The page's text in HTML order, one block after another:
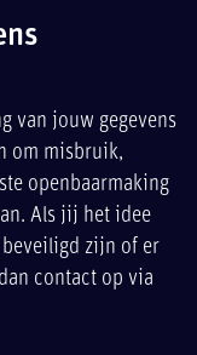
van jouw gegevens
om misbruik,
openbaarmaking
Als jij het idee
beveiligd zijn of er
contact op via